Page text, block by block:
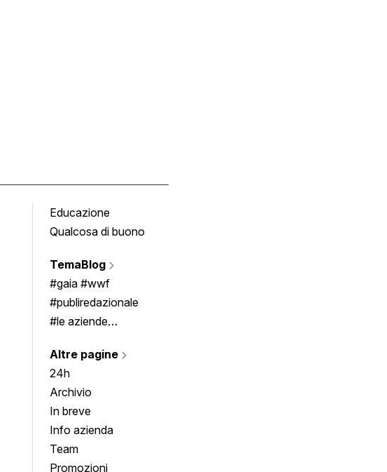
Educazione
Qualcosa di buono
TemaBlog
#gaia #wwf
#publiredazionale
#le aziende
Altre pagine
24h
Archivio
In breve
Info azienda
Team
Promozioni